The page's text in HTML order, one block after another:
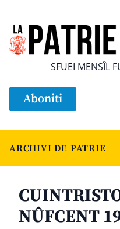
SFUEI MENSÎL
Aboniti
ARCHIVI DE PATRIE
NÛFCENT